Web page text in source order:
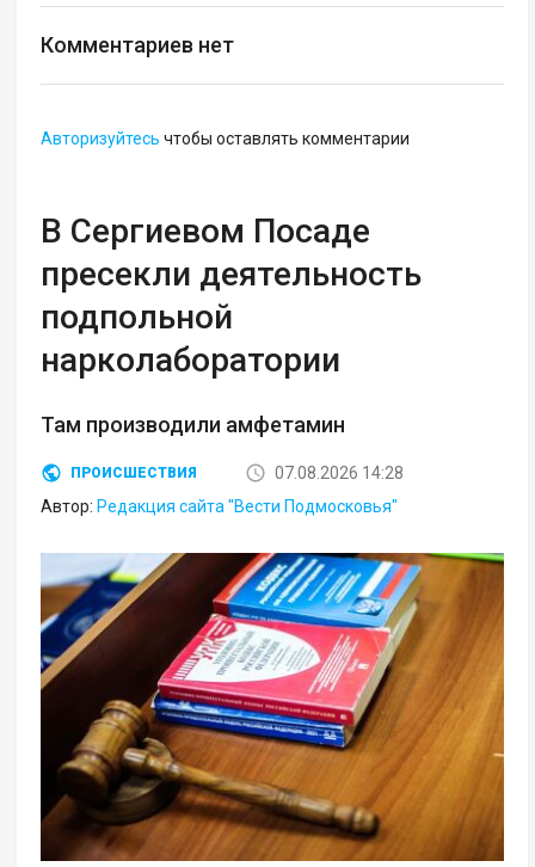
Комментариев нет
Авторизуйтесь чтобы оставлять комментарии
В Сергиевом Посаде
пресекли деятельность
подпольной
нарколаборатории
Там производили амфетамин
ПРОИСШЕСТВИЯ
07.08.2026 14:28
Автор: Редакция сайта "Вести Подмосковья"